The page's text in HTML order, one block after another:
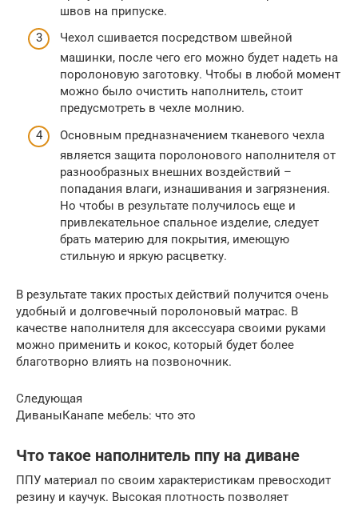
швов на припуске.
Чехол сшивается посредством швейной
машинки, после чего его можно будет надеть на
поролоновую заготовку. Чтобы в любой момент
можно было очистить наполнитель, стоит
предусмотреть в чехле молнию.
Основным предназначением тканевого чехла
является защита поролонового наполнителя от
разнообразных внешних воздействий –
попадания влаги, изнашивания и загрязнения.
Но чтобы в результате получилось еще и
привлекательное спальное изделие, следует
брать материю для покрытия, имеющую
стильную и яркую расцветку.
В результате таких простых действий получится очень
удобный и долговечный поролоновый матрас. В
качестве наполнителя для аксессуара своими руками
можно применить и кокос, который будет более
благотворно влиять на позвоночник.
Следующая
ДиваныКанапе мебель: что это
Что такое наполнитель ппу на диване
ППУ материал по своим характеристикам превосходит
резину и каучук. Высокая плотность позволяет